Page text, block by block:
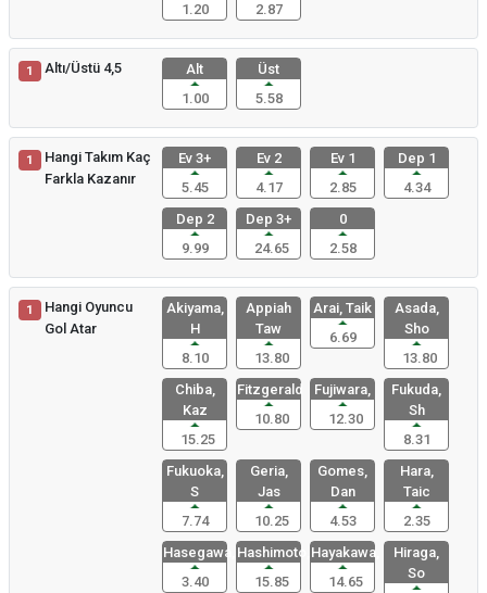
1.20
2.87
1 Altı/Üstü 4,5
Alt
1.00
Üst
5.58
1
Hangi Takım Kaç
Farkla Kazanır
Ev 3+
5.45
Ev 2
4.17
Ev 1
2.85
Dep 1
4.34
Dep 2
9.99
Dep 3+
24.65
0
2.58
1
Hangi Oyuncu
Gol Atar
Akiyama,
H
8.10
Appiah
Taw
13.80
Arai, Taik
6.69
Asada,
Sho
13.80
Chiba,
Kaz
15.25
Fitzgerald
10.80
Fujiwara,
12.30
Fukuda,
Sh
8.31
Fukuoka,
S
7.74
Geria,
Jas
10.25
Gomes,
Dan
4.53
Hara,
Taic
2.35
Hasegawa,
3.40
Hashimoto,
15.85
Hayakawa,
14.65
Hiraga,
So